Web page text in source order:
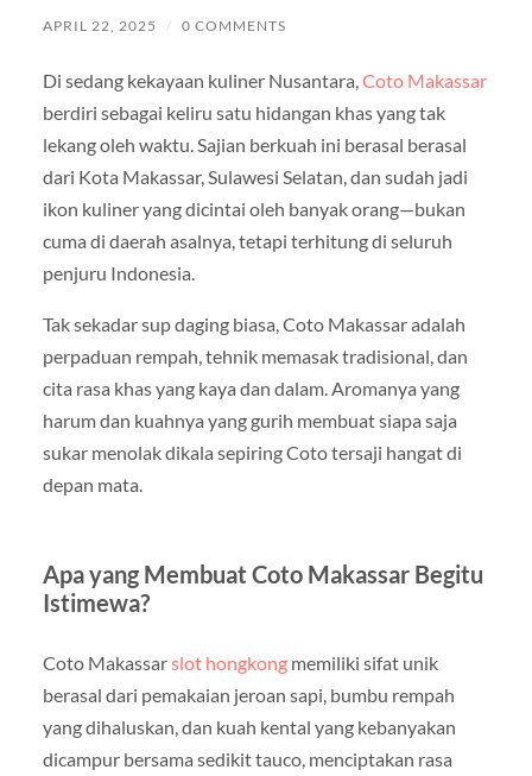
APRIL 22, 2025 / 0 COMMENTS
Di sedang kekayaan kuliner Nusantara,Coto Makassar
berdiri sebagai keliru satu hidangan khas yang tak
lekang oleh waktu. Sajian berkuah ini berasal berasal
dari Kota Makassar, Sulawesi Selatan, dan sudah jadi
ikon kuliner yang dicintai oleh banyak orang—bukan
cuma di daerah asalnya, tetapi terhitung di seluruh
penjuru Indonesia.
Tak sekadar sup daging biasa, Coto Makassar adalah
perpaduan rempah, tehnik memasak tradisional, dan
cita rasa khas yang kaya dan dalam. Aromanya yang
harum dan kuahnya yang gurih membuat siapa saja
sukar menolak dikala sepiring Coto tersaji hangat di
depan mata.
Apa yang Membuat Coto Makassar Begitu
Istimewa?
Coto Makassarslot hongkongmemiliki sifat unik
berasal dari pemakaian jeroan sapi, bumbu rempah
yang dihaluskan, dan kuah kental yang kebanyakan
dicampur bersama sedikit tauco, menciptakan rasa